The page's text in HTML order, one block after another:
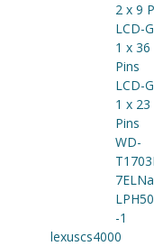
2 x 9
LCD-
1 x 36
Pins
LCD-
1 x 23
Pins
WD-
7ELNa
-1
lexuscs4000